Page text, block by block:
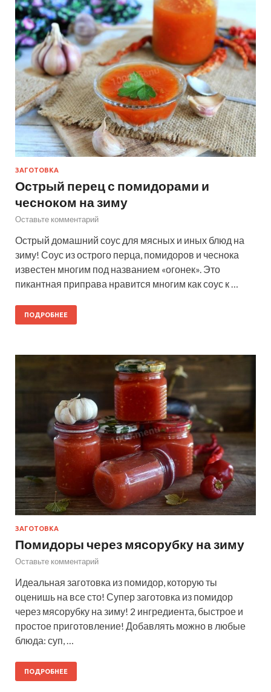
ЗАГОТОВКА
Острый перец с помидорами и
чесноком на зиму
Оставьте комментарий
Острый домашний соус для мясных и иных блюд на
зиму! Соус из острого перца, помидоров и чеснока
известен многим под названием «огонек». Это
пикантная приправа нравится многим как соус к …
ПОДРОБНЕЕ
ЗАГОТОВКА
Помидоры через мясорубку на зиму
Оставьте комментарий
Идеальная заготовка из помидор, которую ты
оценишь на все сто! Супер заготовка из помидор
через мясорубку на зиму! 2 ингредиента, быстрое и
простое приготовление! Добавлять можно в любые
блюда: суп, …
ПОДРОБНЕЕ